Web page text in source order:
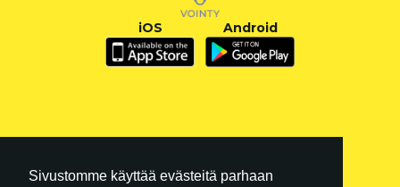
Sivustomme käyttää evästeitä parhaan
iOS Android